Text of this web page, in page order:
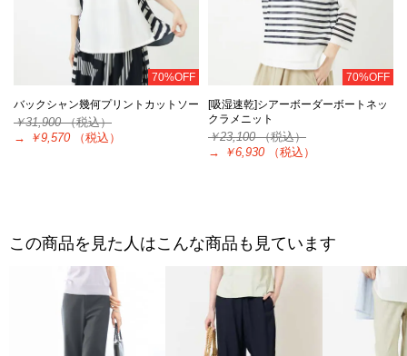
70%OFF
バックシャン幾何プリントカットソー
￥31,900（税込）
→
￥9,570 （税込）
70%OFF
[吸湿速乾]シアーボーダーボートネッ
クラメニット
￥23,100（税込）
→
￥6,930 （税込）
この商品を見た人はこんな商品も見ています